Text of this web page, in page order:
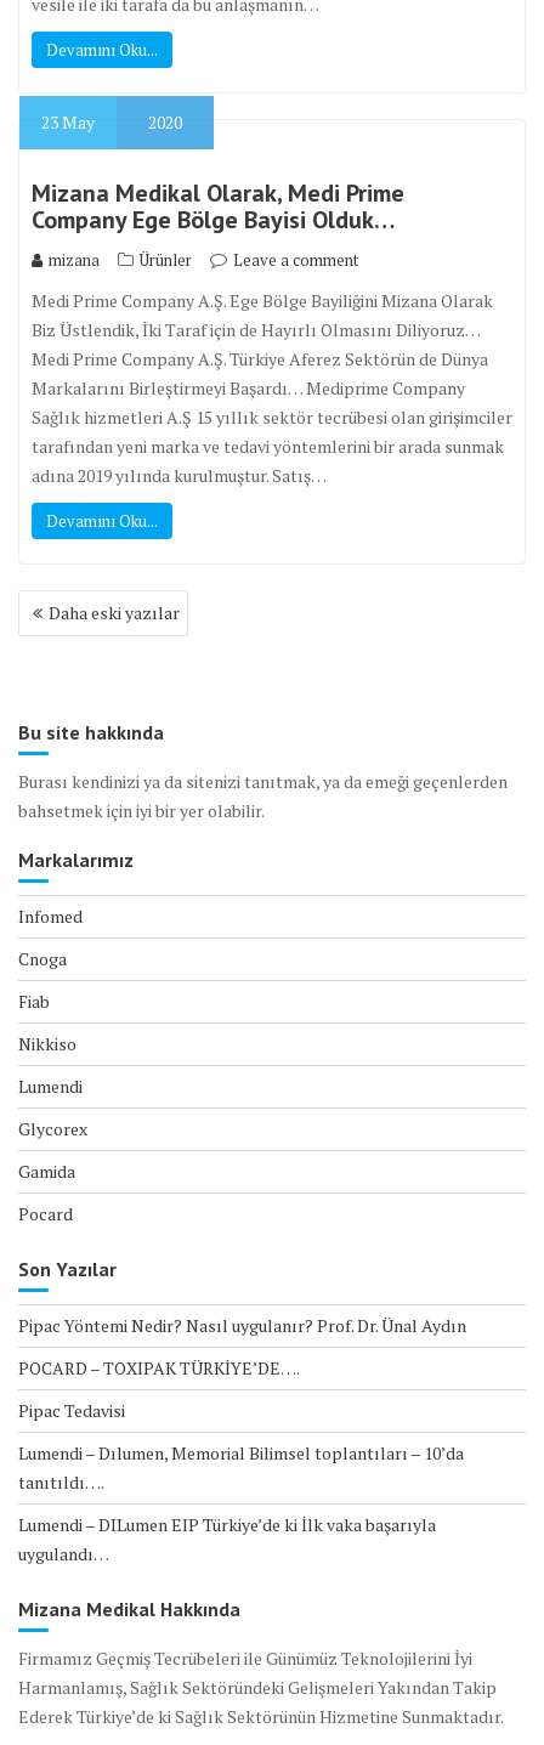
Devamını Oku...
23May 2020
Mizana Medikal Olarak, Medi Prime
Company Ege Bölge Bayisi Olduk…
mizana Ürünler Leave a comment
Medi Prime Company A.Ş. Ege Bölge Bayiliğini Mizana Olarak
Biz Üstlendik, İki Taraf için de Hayırlı Olmasını Diliyoruz…
Medi Prime Company A.Ş. Türkiye Aferez Sektörün de Dünya
Markalarını Birleştirmeyi Başardı… Mediprime Company
Sağlık hizmetleri A.Ş 15 yıllık sektör tecrübesi olan girişimciler
tarafından yeni marka ve tedavi yöntemlerini bir arada sunmak
adına 2019 yılında kurulmuştur. Satış…
Devamını Oku...
Yazı
gezinmesi
Daha eski yazılar
Bu site hakkında
Burası kendinizi ya da sitenizi tanıtmak, ya da emeği geçenlerden
bahsetmek için iyi bir yer olabilir.
Markalarımız
Infomed
Cnoga
Fiab
Nikkiso
Lumendi
Glycorex
Gamida
Pocard
Son Yazılar
Pipac Yöntemi Nedir? Nasıl uygulanır? Prof. Dr. Ünal Aydın
POCARD – TOXIPAK TÜRKİYE’DE….
Pipac Tedavisi
Lumendi – Dılumen, Memorial Bilimsel toplantıları – 10’da
tanıtıldı….
Lumendi – DILumen EIP Türkiye’de ki İlk vaka başarıyla
uygulandı…
Mizana Medikal Hakkında
Firmamız Geçmiş Tecrübeleri ile Günümüz Teknolojilerini İyi
Harmanlamış, Sağlık Sektöründeki Gelişmeleri Yakından Takip
Ederek Türkiye’de ki Sağlık Sektörünün Hizmetine Sunmaktadır.